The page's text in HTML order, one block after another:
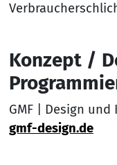
Konzept /
GMF | Design
gmf-design.de